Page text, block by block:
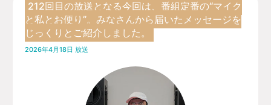
212回目の放送となる今回は、番組定番の“マイク
と私とお便り”。みなさんから届いたメッセージを
じっくりとご紹介しました。
2026年4月18日 放送